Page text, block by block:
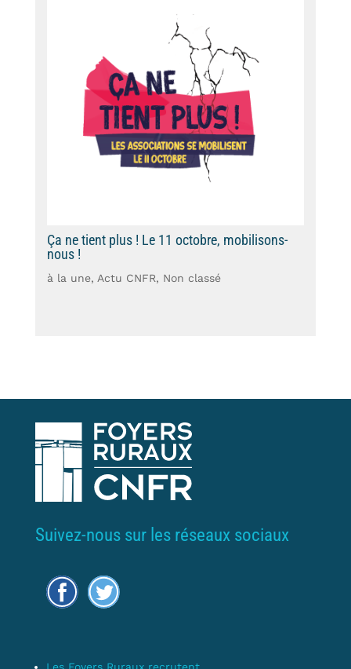
Ça ne tient plus ! Le 11 octobre, mobilisons-
nous !
à la une, Actu CNFR, Non classé
Suivez-nous sur les réseaux sociaux
Les Foyers Ruraux recrutent